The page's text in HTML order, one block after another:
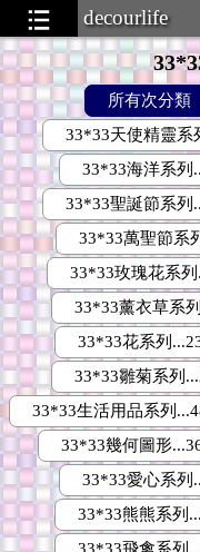
decourlife
所有次分類
33*33天使精靈系
33*33海洋系列
33*33聖誕節系列
33*33萬聖節系
33*33玫瑰花系列
33*33薰衣草系
33*33花系列
33*33雛菊系列
33*33生活用品系列
33*33幾何圖形
33*33愛心系列
33*33熊熊系列